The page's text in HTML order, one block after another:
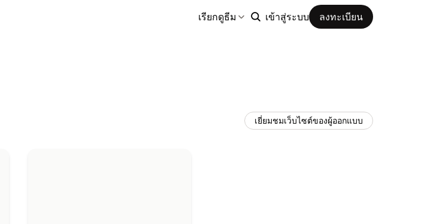
เรียกดูธีม เข้าสู่ระบบ ลงทะเบียน
เยี่ยมชมเว็บไซต์ของผู้ออกแบบ